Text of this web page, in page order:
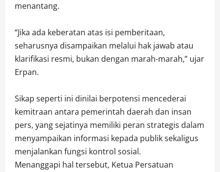
menantang.
“Jika ada keberatan atas isi pemberitaan,
seharusnya disampaikan melalui hak jawab atau
klarifikasi resmi, bukan dengan marah-marah,” ujar
Erpan.
Sikap seperti ini dinilai berpotensi mencederai
kemitraan antara pemerintah daerah dan insan
pers, yang sejatinya memiliki peran strategis dalam
menyampaikan informasi kepada publik sekaligus
menjalankan fungsi kontrol sosial.
Menanggapi hal tersebut, Ketua Persatuan